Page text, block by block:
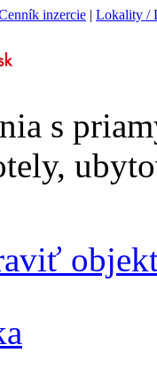
inzercie | Lokality /
s